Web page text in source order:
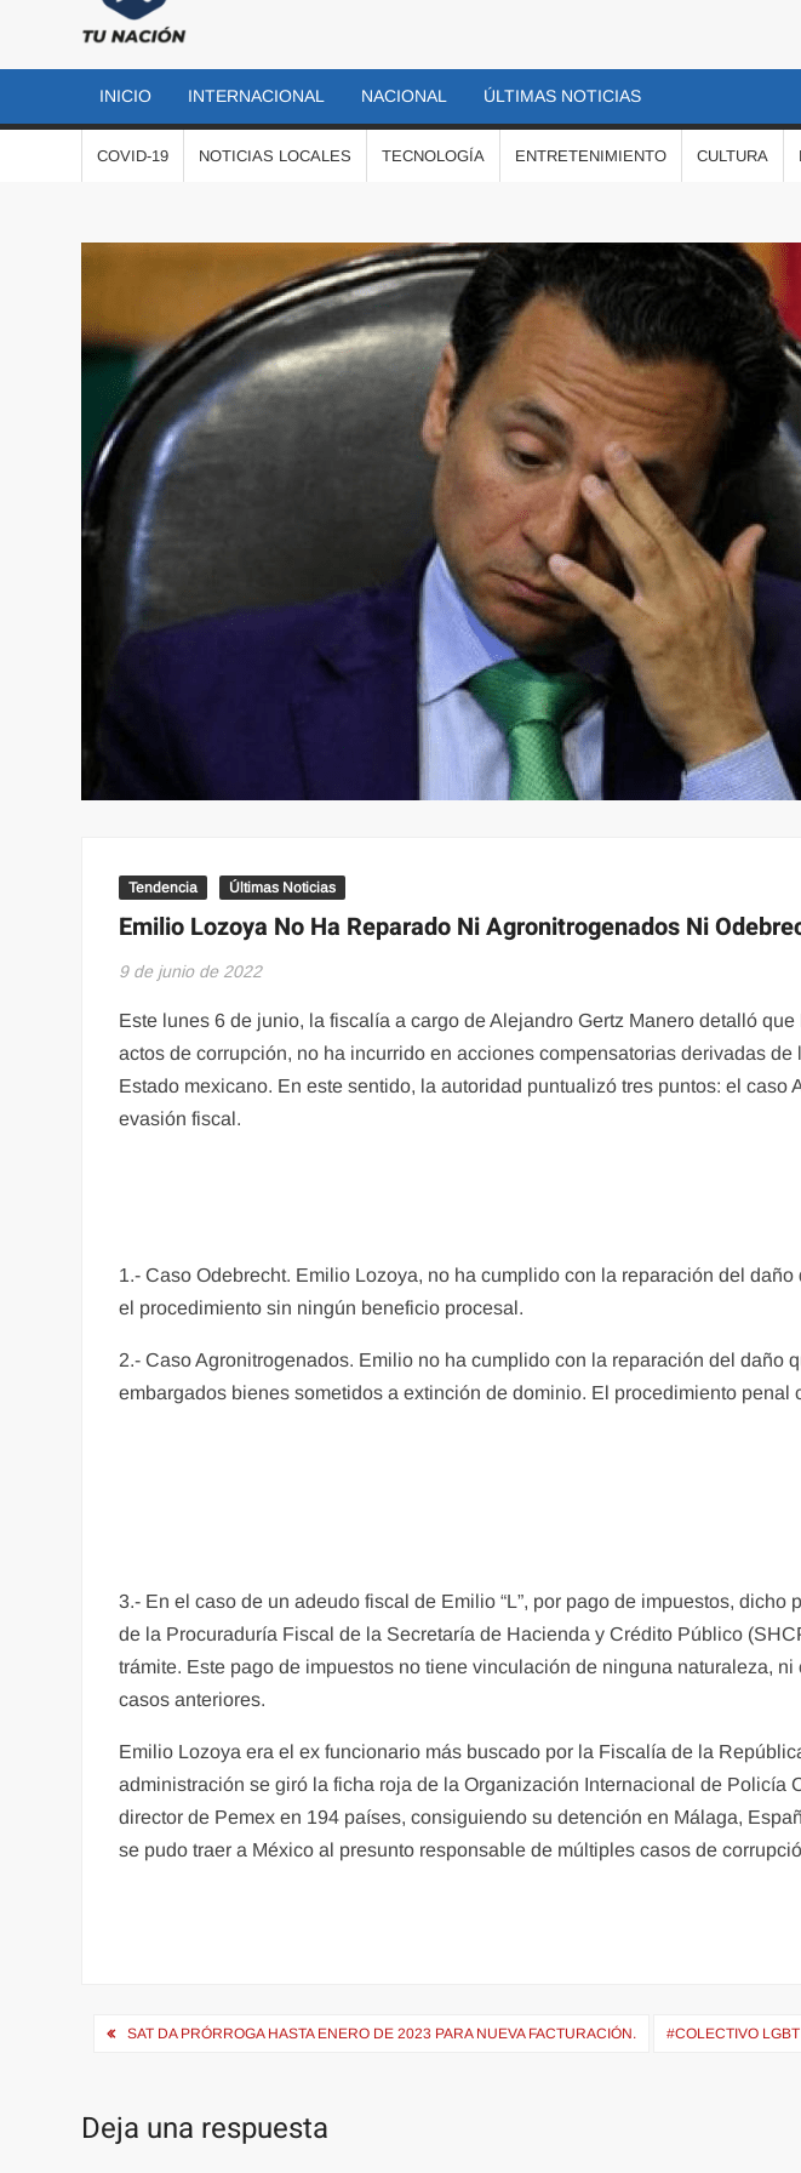
NACIÓN
más
importantes
al momento
INICIO INTERNACIONAL NACIONAL ÚLTIMAS NOTICIAS
COVID-19 NOTICIAS LOCALES TECNOLOGÍA ENTRETENIMIENTO CULTURA
Tendencia Últimas Noticias
Emilio Lozoya No Ha Reparado Ni Agronitrogenados Ni
9 de junio de 2022
Este lunes 6 de junio, la fiscalía a cargo de Alejandro Gertz Manero detalló
actos de corrupción, no ha incurrido en acciones compensatorias derivadas
Estado mexicano. En este sentido, la autoridad puntualizó tres puntos: el caso
evasión fiscal.
1.- Caso Odebrecht. Emilio Lozoya, no ha cumplido con la reparación del
el procedimiento sin ningún beneficio procesal.
2.- Caso Agronitrogenados. Emilio no ha cumplido con la reparación del daño
embargados bienes sometidos a extinción de dominio. El procedimiento
3.- En el caso de un adeudo fiscal de Emilio “L”, por pago de impuestos, dicho
de la Procuraduría Fiscal de la Secretaría de Hacienda y Crédito Público
trámite. Este pago de impuestos no tiene vinculación de ninguna naturaleza,
casos anteriores.
Emilio Lozoya era el ex funcionario más buscado por la Fiscalía de la
administración se giró la ficha roja de la Organización Internacional de Policía
director de Pemex en 194 países, consiguiendo su detención en Málaga,
se pudo traer a México al presunto responsable de múltiples casos de
Navegación
entradas
SAT DA PRÓRROGA HASTA ENERO DE 2023 PARA NUEVA FACTURACIÓN. #COLECTIVO
Deja una respuesta